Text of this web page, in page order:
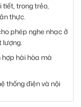
trong trẻo,
thực.
phép nghe nhạc ở
lượng.
hài hòa mà
thống điện và nội